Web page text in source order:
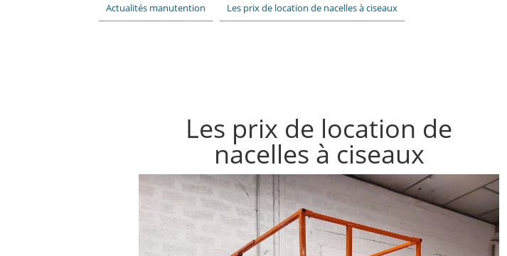
Actualités manutention Les prix de location de nacelles à ciseaux
Les prix de location de
nacelles à ciseaux